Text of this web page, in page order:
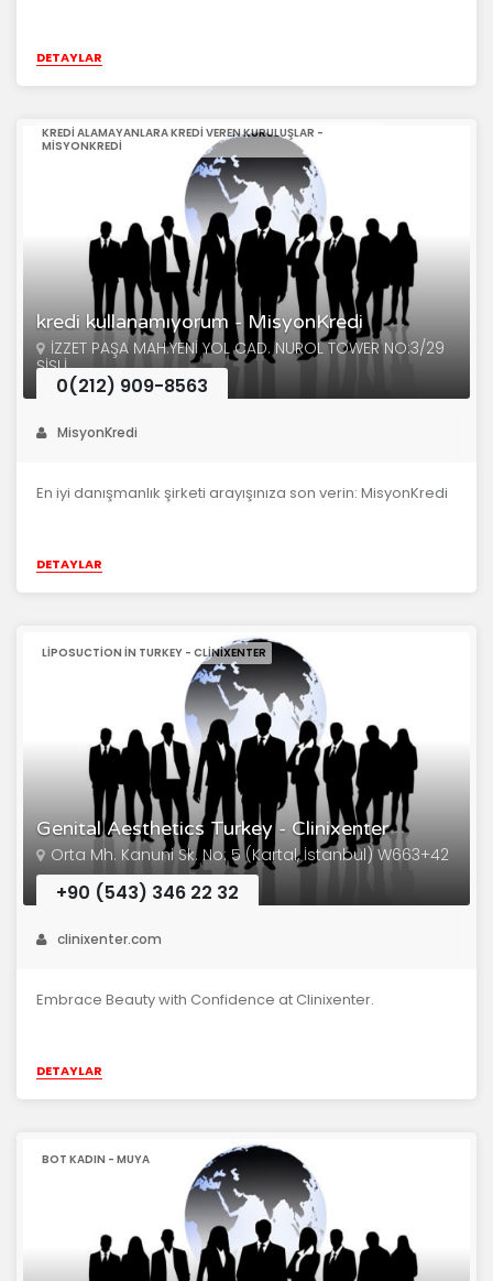
DETAYLAR
kredi kullanamıyorum - MisyonKredi
KREDI ALAMAYANLARA KREDI VEREN KURULUŞLAR -
MISYONKREDI
İZZET PAŞA MAH.YENİ YOL CAD. NUROL TOWER NO:3/29
ŞİŞLİ
0(212) 909-8563
MisyonKredi
En iyi danışmanlık şirketi arayışınıza son verin: MisyonKredi
DETAYLAR
Genital Aesthetics Turkey - Clinixenter
LIPOSUCTION IN TURKEY - CLINIXENTER
Orta Mh. Kanuni Sk. No: 5 (Kartal, İstanbul) W663+42
+90 (543) 346 22 32
clinixenter.com
Embrace Beauty with Confidence at Clinixenter.
DETAYLAR
BOT KADIN - MUYA